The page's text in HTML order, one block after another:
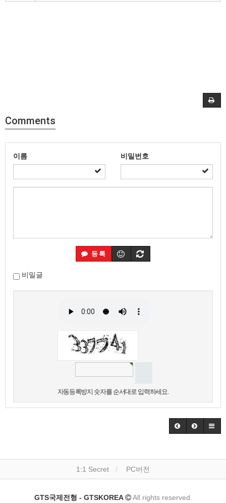
Comments
이름 비밀번호
등록
비밀글
자동등록방지 숫자를 순서대로 입력하세요.
1:1 Secret PC버전
GTS국제전형 - GTSKOREA All rights reserved.